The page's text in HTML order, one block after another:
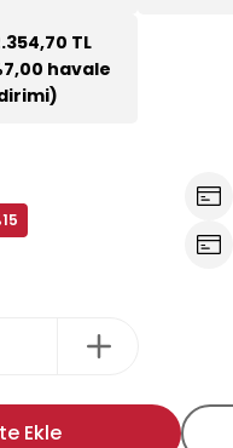
TL
havale
Ekle